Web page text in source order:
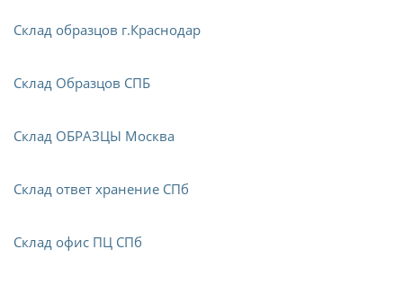
Склад образцов г.Краснодар
Склад Образцов СПБ
Склад ОБРАЗЦЫ Москва
Склад ответ хранение СПб
Склад офис ПЦ СПб